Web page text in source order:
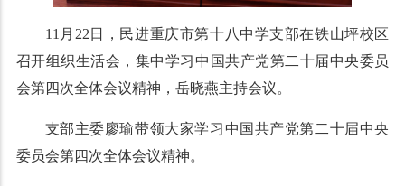
11月22日，民进重庆市第十八中学支部在铁山坪校区
召开组织生活会，集中学习中国共产党第二十届中央委员
会第四次全体会议精神，岳晓燕主持会议。
支部主委廖瑜带领大家学习中国共产党第二十届中央
委员会第四次全体会议精神。